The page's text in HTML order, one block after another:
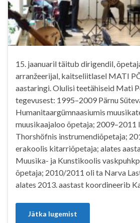
15. jaanuaril täitub dirigendil,
arranžeerijal, kaitseliitlasel MATI
aastaringi. Olulisi teetähiseid Mati
tegevusest: 1995–2009 Pärnu
Humanitaargümnaasiumis
muusikaajaloo õpetaja; 2009–2011
Thorshöfnis instrumendiõpetaja;
erakoolis kitarriõpetaja; alates
Muusika- ja Kunstikoolis
õpetaja; 2010/2011 oli ta Narva
alates 2013. aastast koordineerib
Jätka lugemist